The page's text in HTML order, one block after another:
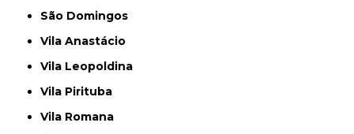
São Domingos
Vila Anastácio
Vila Leopoldina
Vila Pirituba
Vila Romana